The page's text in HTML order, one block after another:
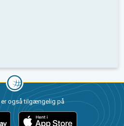
er også tilgængelig på